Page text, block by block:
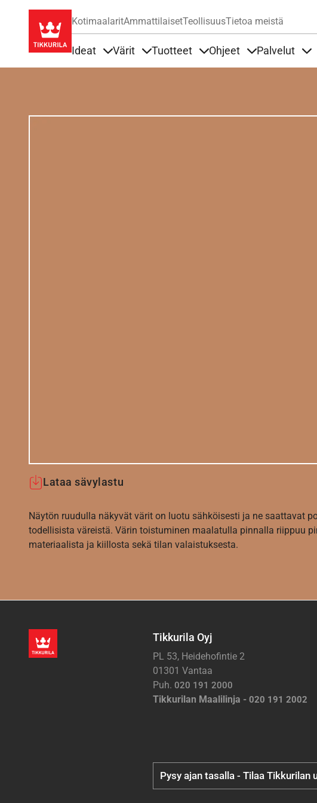
KotimaalaritAmmattilaisetTeollisuusTietoa meistä
Ideat Värit Tuotteet Ohjeet Palvelut
Lataa sävylastu
Näytön ruudulla näkyvät värit on luotu sähköisesti ja ne saattavat
todellisista väreistä. Värin toistuminen maalatulla pinnalla riippuu
materiaalista ja kiillosta sekä tilan valaistuksesta.
Tikkurila Oyj
PL 53, Heidehofintie 2
01301 Vantaa
Puh. 020 191 2000
Tikkurilan Maalilinja - 020 191 2002
Pysy ajan tasalla - Tilaa Tikkurilan